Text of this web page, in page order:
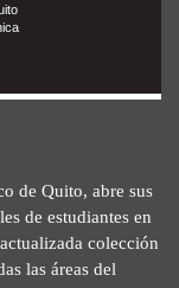
de Quito, abre sus
de estudiantes en
colección
las áreas del